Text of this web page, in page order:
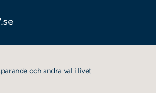
och andra val i livet